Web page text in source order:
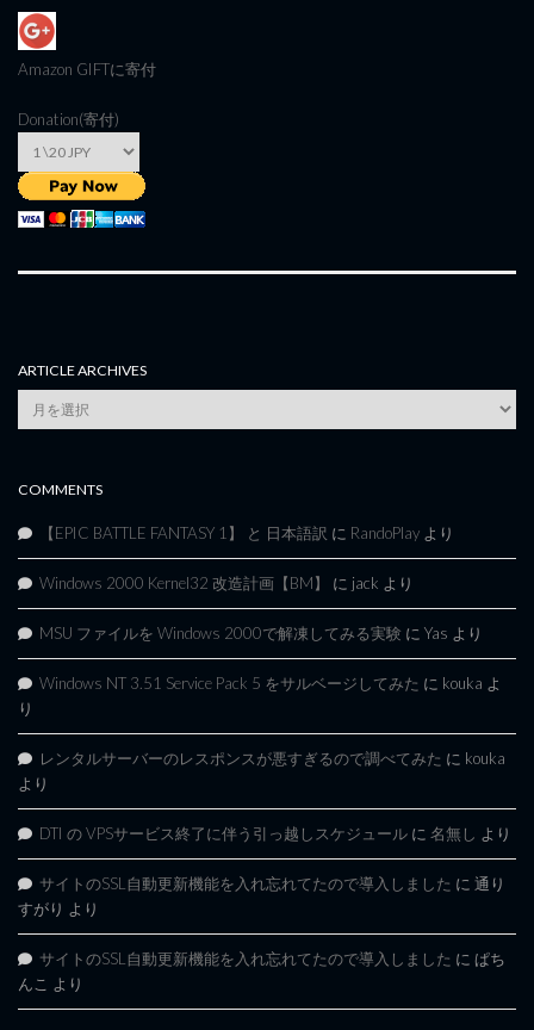
Amazon GIFTに寄付
Donation(寄付)
ARTICLE ARCHIVES
Article
Archives
COMMENTS
【EPIC BATTLE FANTASY 1】 と 日本語訳 に RandoPlay より
Windows 2000 Kernel32 改造計画【BM】 に jack より
MSU ファイルを Windows 2000で解凍してみる実験 に Yas より
Windows NT 3.51 Service Pack 5 をサルベージしてみた に kouka よ
り
レンタルサーバーのレスポンスが悪すぎるので調べてみた に kouka
より
DTI の VPSサービス終了に伴う引っ越しスケジュール に 名無し より
サイトのSSL自動更新機能を入れ忘れてたので導入しました に 通り
すがり より
サイトのSSL自動更新機能を入れ忘れてたので導入しました に ぱち
んこ より